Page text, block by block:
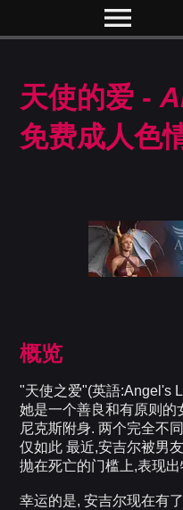
menu
天使的爱 -
免费成人色
概览
"天使之爱"(英語:Angel's
她是一个善良和有原则的
尼克斯附身. 两个完全不
仅如此 最近,安吉尔被男
抛在死亡的门槛上,表现
幸运的是, 安吉尔现在有